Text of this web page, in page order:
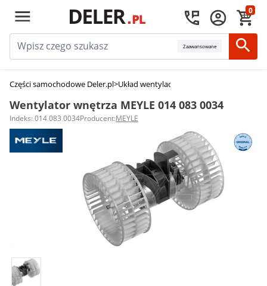
0
Zaawansowane
Części samochodowe Deler.pl>Układ wentylacji
Wentylator wnętrza MEYLE 014 083 0034
Indeks: 014 083 0034Producent:MEYLE